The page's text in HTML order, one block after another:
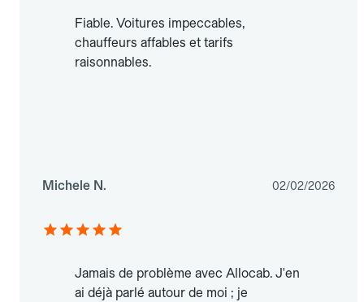
Fiable. Voitures impeccables,
chauffeurs affables et tarifs
raisonnables.
Michele N. 02/02/2026
Jamais de problème avec Allocab. J'en
ai déjà parlé autour de moi ; je